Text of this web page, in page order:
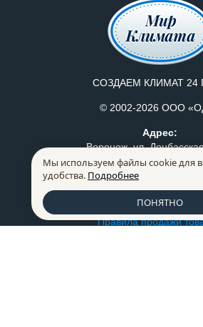
СОЗДАЕМ КЛИМАТ 24
© 2002-2026 ООО
Адрес:
Воронеж, ул.
Режим работы:
Политика
Правила продажи
Мы используем файлы cookie для
удобства. Подробнее
ПОНЯТНО